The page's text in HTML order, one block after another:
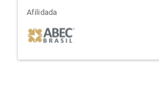
afiliada
Afilidada